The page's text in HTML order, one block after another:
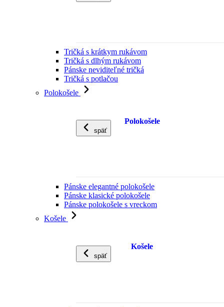
Tričká s krátkym rukávom
Tričká s dlhým rukávom
Pánske neviditeľné tričká
Tričká s potlačou
Polokošele
späť
Polokošele
Pánske elegantné polokošele
Pánske klasické polokošele
Pánske polokošele s vreckom
Košele
späť
Košele